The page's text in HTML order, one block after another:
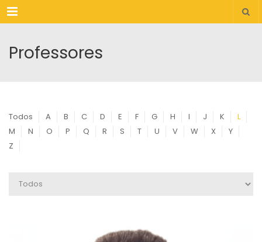
Menu
Professores
Todos A B C D E F G H I J K
L
M
N O P Q R S T U V W X
Y
Z